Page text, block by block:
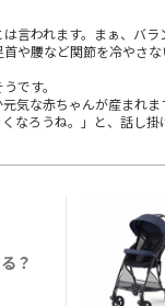
言われます。まぁ、バ
や腰など関節を冷やさな
です。
気な赤ちゃんが産まれま
ろうね。」と、話し掛
？